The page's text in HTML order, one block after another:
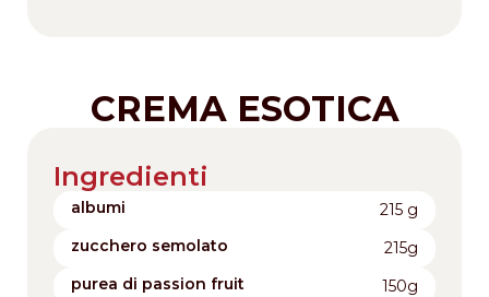
CREMA ESOTICA
Ingredienti
albumi
215 g
zucchero semolato
215g
purea di passion fruit
150g